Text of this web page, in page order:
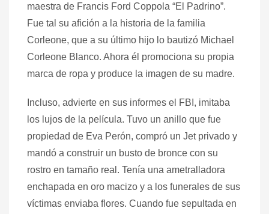
maestra de Francis Ford Coppola “El Padrino”.
Fue tal su afición a la historia de la familia
Corleone, que a su último hijo lo bautizó Michael
Corleone Blanco. Ahora él promociona su propia
marca de ropa y produce la imagen de su madre.
Incluso, advierte en sus informes el FBI, imitaba
los lujos de la película. Tuvo un anillo que fue
propiedad de Eva Perón, compró un Jet privado y
mandó a construir un busto de bronce con su
rostro en tamaño real. Tenía una ametralladora
enchapada en oro macizo y a los funerales de sus
víctimas enviaba flores. Cuando fue sepultada en